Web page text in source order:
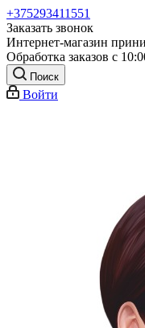
+375293411551
Заказать звонок
Интернет-магазин
Обработка заказов с
Поиск
Войти